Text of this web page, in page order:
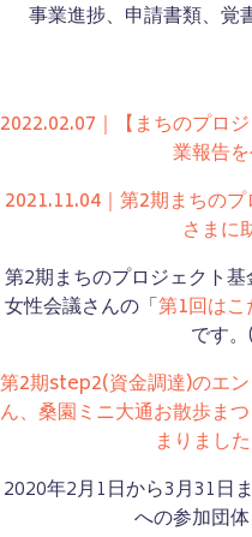
事業進捗、申請書類、覚
2022.02.07｜【まちのプロ
業報告
2021.11.04｜第2期まちの
さまに
第2期まちのプロジェクト
女性会議さんの「第1回は
です
第2期step2(資金調達)のエ
ん、桑園ミニ大通お散歩ま
まりまし
2020年2月1日から3月31日
への参加団